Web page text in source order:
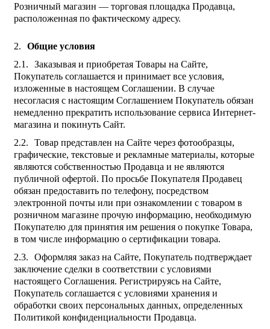
Розничный магазин — торговая площадка Продавца,
расположенная по фактическому адресу.
Общие условия
Заказывая и приобретая Товары на Сайте,
Покупатель соглашается и принимает все условия,
изложенные в настоящем Соглашении. В случае
несогласия с настоящим Соглашением Покупатель обязан
немедленно прекратить использование сервиса Интернет-
магазина и покинуть Сайт.
Товар представлен на Сайте через фотообразцы,
графические, текстовые и рекламные материалы, которые
являются собственностью Продавца и не являются
публичной офертой. По просьбе Покупателя Продавец
обязан предоставить по телефону, посредством
электронной почты или при ознакомлении с товаром в
розничном магазине прочую информацию, необходимую
Покупателю для принятия им решения о покупке Товара,
в том числе информацию о сертификации товара.
Оформляя заказ на Сайте, Покупатель подтверждает
заключение сделки в соответствии с условиями
настоящего Соглашения. Регистрируясь на Сайте,
Покупатель соглашается с условиями хранения и
обработки своих персональных данных, определенных
Политикой конфиденциальности Продавца.